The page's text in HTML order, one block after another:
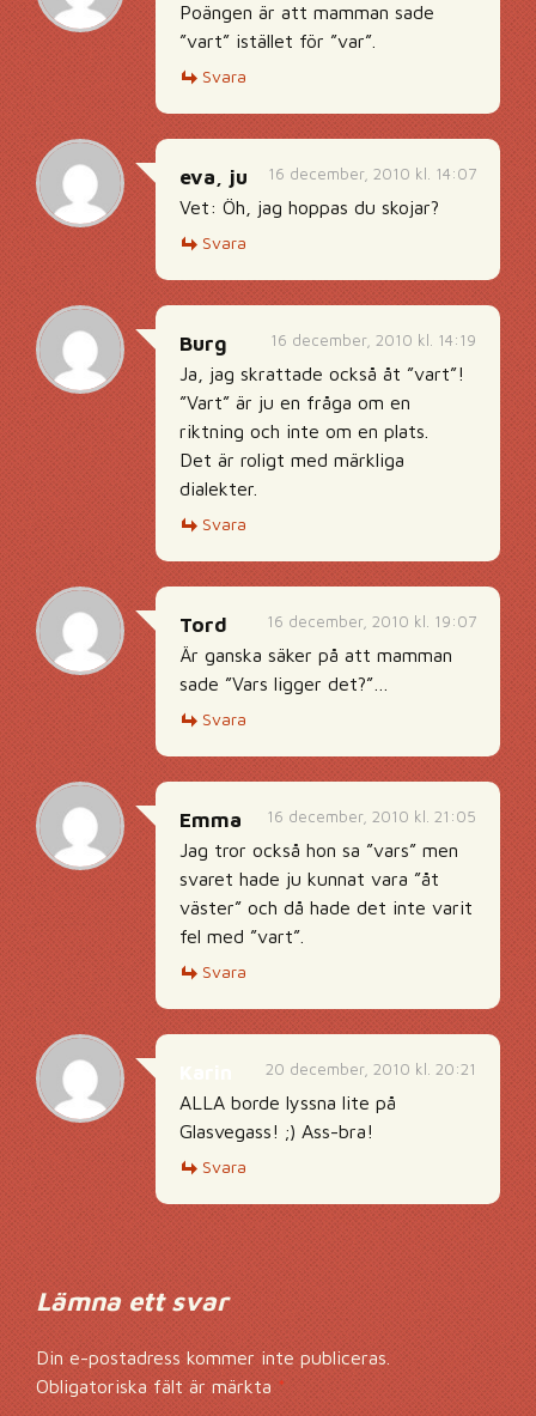
Poängen är att mamman sade
”vart” istället för ”var”.
Svara
16 december, 2010 kl. 14:07
eva, ju
Vet: Öh, jag hoppas du skojar?
Svara
16 december, 2010 kl. 14:19
Burg
Ja, jag skrattade också åt ”vart”!
”Vart” är ju en fråga om en
riktning och inte om en plats.
Det är roligt med märkliga
dialekter.
Svara
16 december, 2010 kl. 19:07
Tord
Är ganska säker på att mamman
sade ”Vars ligger det?”…
Svara
16 december, 2010 kl. 21:05
Emma
Jag tror också hon sa ”vars” men
svaret hade ju kunnat vara ”åt
väster” och då hade det inte varit
fel med ”vart”.
Svara
20 december, 2010 kl. 20:21
ALLA borde lyssna lite på
Glasvegass! ;) Ass-bra!
Svara
Lämna ett svar
Din e-postadress kommer inte publiceras.
Obligatoriska fält är märkta *